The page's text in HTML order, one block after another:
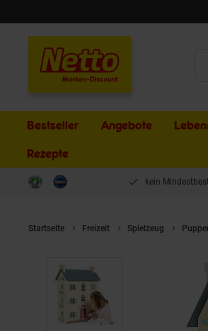
Bestseller Angebote
Rezepte
kein
Startseite Freizeit Spielzeug